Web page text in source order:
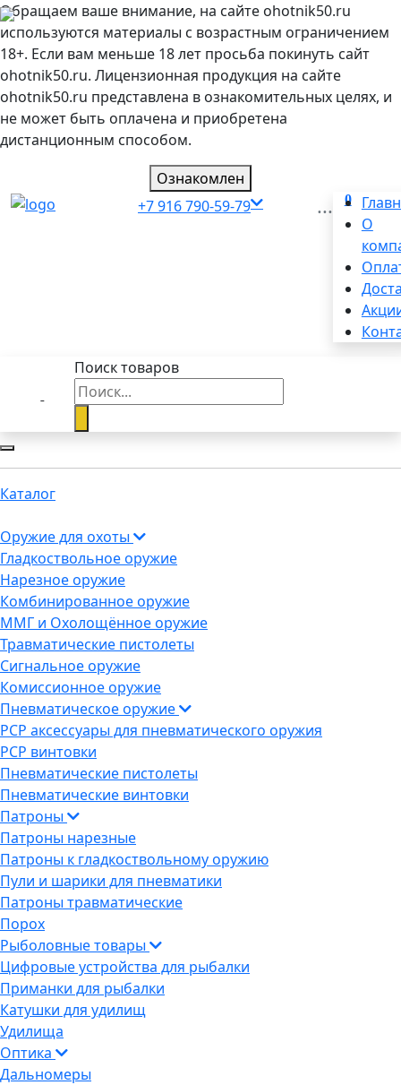
Обращаем ваше внимание, на сайте ohotnik50.ru
используются материалы с возрастным ограничением
18+. Если вам меньше 18 лет просьба покинуть сайт
ohotnik50.ru. Лицензионная продукция на сайте
ohotnik50.ru представлена в ознакомительных целях, и
не может быть оплачена и приобретена
дистанционным способом.
Ознакомлен
+7 916 790-59-79
0
...
О
Поиск товаров
Каталог
Оружие для охоты
Гладкоствольное оружие
Нарезное оружие
Комбинированное оружие
ММГ и Охолощённое оружие
Травматические пистолеты
Сигнальное оружие
Комиссионное оружие
Пневматическое оружие
PCP аксессуары для пневматического оружия
PCP винтовки
Пневматические пистолеты
Пневматические винтовки
Патроны
Патроны нарезные
Патроны к гладкоствольному оружию
Пули и шарики для пневматики
Патроны травматические
Порох
Рыболовные товары
Цифровые устройства для рыбалки
Приманки для рыбалки
Катушки для удилищ
Удилища
Оптика
Дальномеры